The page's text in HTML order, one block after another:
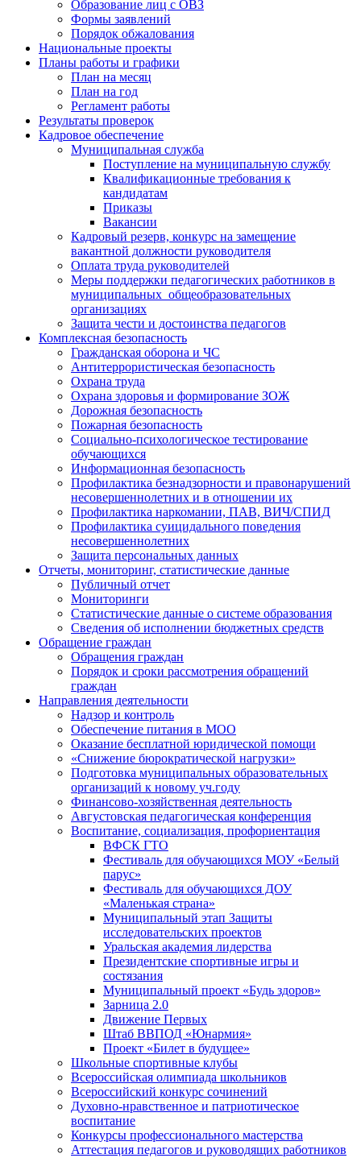
Образование лиц с ОВЗ
Формы заявлений
Порядок обжалования
Национальные проекты
Планы работы и графики
План на месяц
План на год
Регламент работы
Результаты проверок
Кадровое обеспечение
Муниципальная служба
Поступление на муниципальную службу
Квалификационные требования к
кандидатам
Приказы
Вакансии
Кадровый резерв, конкурс на замещение
вакантной должности руководителя
Оплата труда руководителей
Меры поддержки педагогических работников в
муниципальных общеобразовательных
организациях
Защита чести и достоинства педагогов
Комплексная безопасность
Гражданская оборона и ЧС
Антитеррористическая безопасность
Охрана труда
Охрана здоровья и формирование ЗОЖ
Дорожная безопасность
Пожарная безопасность
Социально-психологическое тестирование
обучающихся
Информационная безопасность
Профилактика безнадзорности и правонарушений
несовершеннолетних и в отношении их
Профилактика наркомании, ПАВ, ВИЧ/СПИД
Профилактика суицидального поведения
несовершеннолетних
Защита персональных данных
Отчеты, мониторинг, статистические данные
Публичный отчет
Мониторинги
Статистические данные о системе образования
Сведения об исполнении бюджетных средств
Обращение граждан
Обращения граждан
Порядок и сроки рассмотрения обращений
граждан
Направления деятельности
Надзор и контроль
Обеспечение питания в МОО
Оказание бесплатной юридической помощи
«Снижение бюрократической нагрузки»
Подготовка муниципальных образовательных
организаций к новому уч.году
Финансово-хозяйственная деятельность
Августовская педагогическая конференция
Воспитание, социализация, профориентация
ВФСК ГТО
Фестиваль для обучающихся МОУ «Белый
парус»
Фестиваль для обучающихся ДОУ
«Маленькая страна»
Муниципальный этап Защиты
исследовательских проектов
Уральская академия лидерства
Президентские спортивные игры и
состязания
Муниципальный проект «Будь здоров»
Зарница 2.0
Движение Первых
Штаб ВВПОД «Юнармия»
Проект «Билет в будущее»
Школьные спортивные клубы
Всероссийская олимпиада школьников
Всероссийский конкурс сочинений
Духовно-нравственное и патриотическое
воспитание
Конкурсы профессионального мастерства
Аттестация педагогов и руководящих работников